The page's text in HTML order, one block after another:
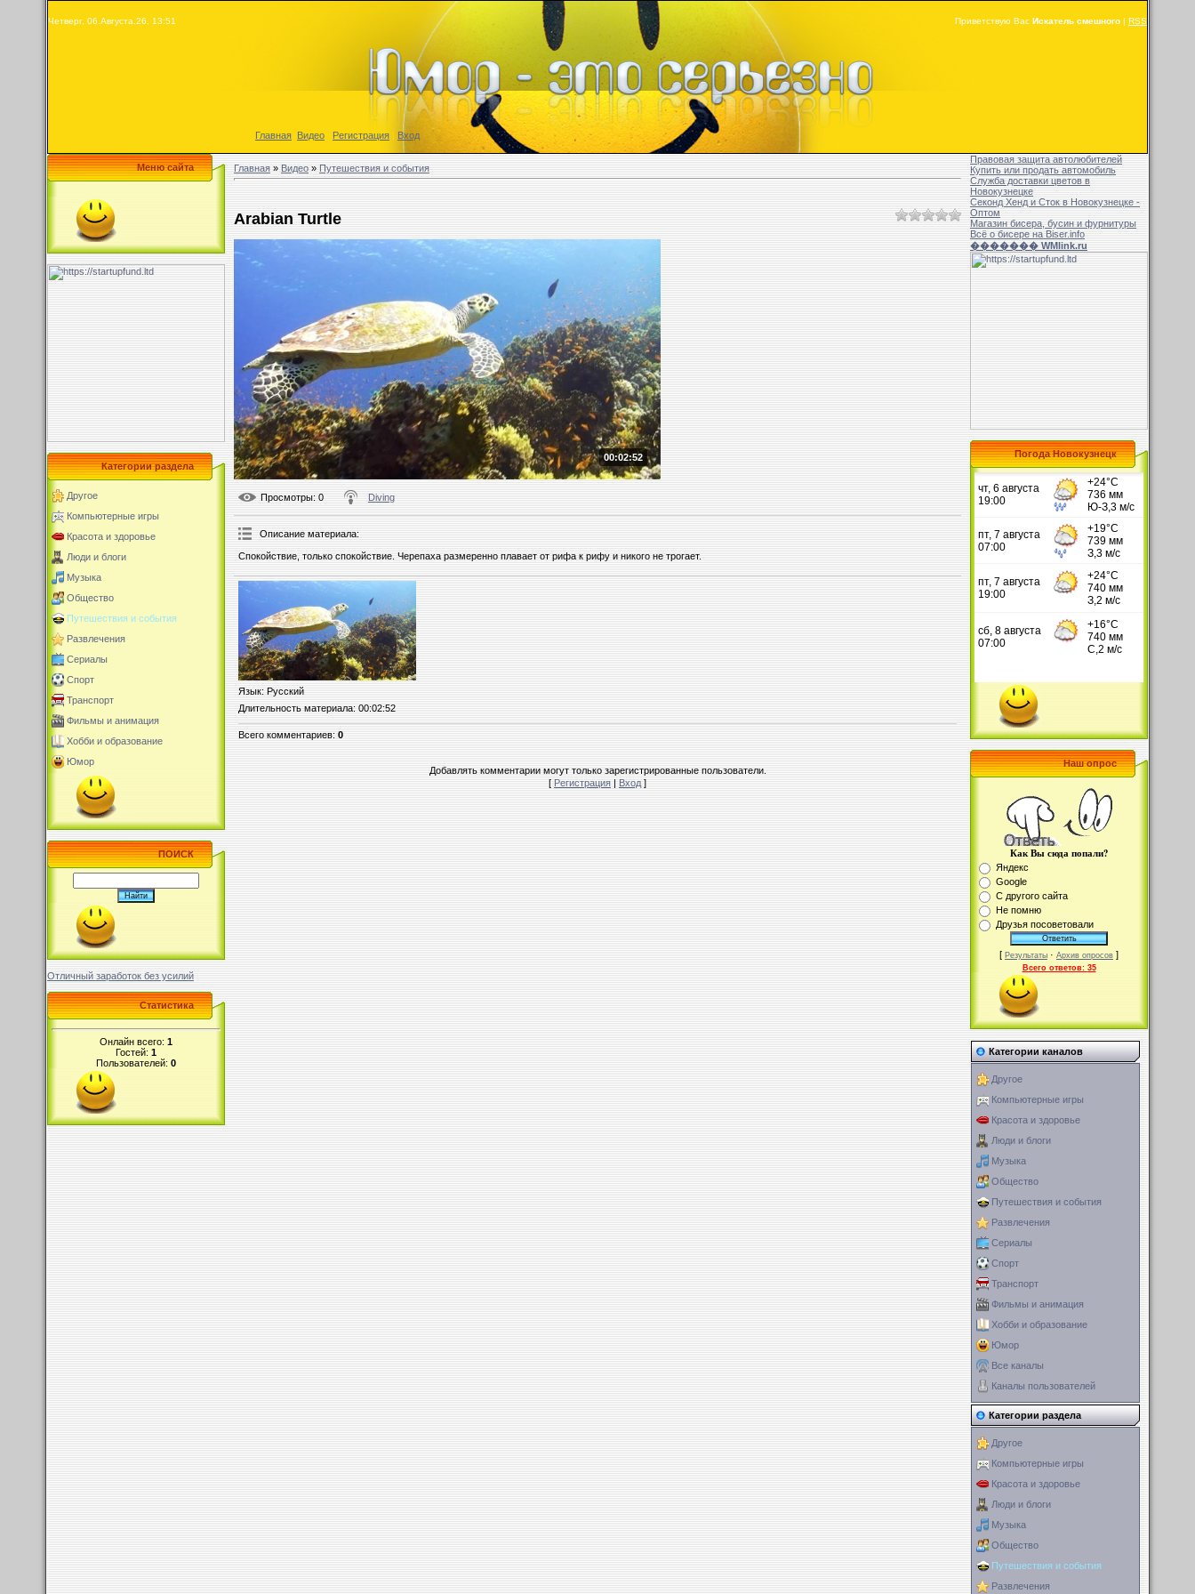
Четверг, 06.Августа.26, 13:51 Приветствую Вас Искатель смешного | RSS
Главная Видео Регистрация Вход
Меню сайта
Категории раздела
Другое
Компьютерные игры
Красота и здоровье
Люди и блоги
Музыка
Общество
Путешествия и события
Развлечения
Сериалы
Спорт
Транспорт
Фильмы и анимация
Хобби и образование
Юмор
ПОИСК
Отличный заработок без усилий
Статистика
Онлайн всего: 1
Гостей: 1
Пользователей: 0
Главная»Видео»Путешествия и события
Arabian Turtle
00:02:52
Просмотры: 0 Diving
Описание материала:
Спокойствие, только спокойствие. Черепаха размеренно плавает от рифа к рифу и никого не трогает.
Язык: Русский
Длительность материала: 00:02:52
Всего комментариев:0
Добавлять комментарии могут только зарегистрированные пользователи.
[Регистрация|Вход]
Правовая защита автолюбителей
Купить или продать автомобиль
Служба доставки цветов в
Новокузнецке
Секонд Хенд и Сток в Новокузнецке -
Оптом
Магазин бисера, бусин и фурнитуры
Всё о бисере на Biser.info
������� WMlink.ru
Погода Новокузнецк
Наш опрос
Как Вы сюда попали?
Яндекс
Google
С другого сайта
Не помню
Друзья посоветовали
[ Результаты · Архив опросов ]
Всего ответов: 35
Категории каналов
Другое
Компьютерные игры
Красота и здоровье
Люди и блоги
Музыка
Общество
Путешествия и события
Развлечения
Сериалы
Спорт
Транспорт
Фильмы и анимация
Хобби и образование
Юмор
Все каналы
Каналы пользователей
Категории раздела
Другое
Компьютерные игры
Красота и здоровье
Люди и блоги
Музыка
Общество
Путешествия и события
Развлечения